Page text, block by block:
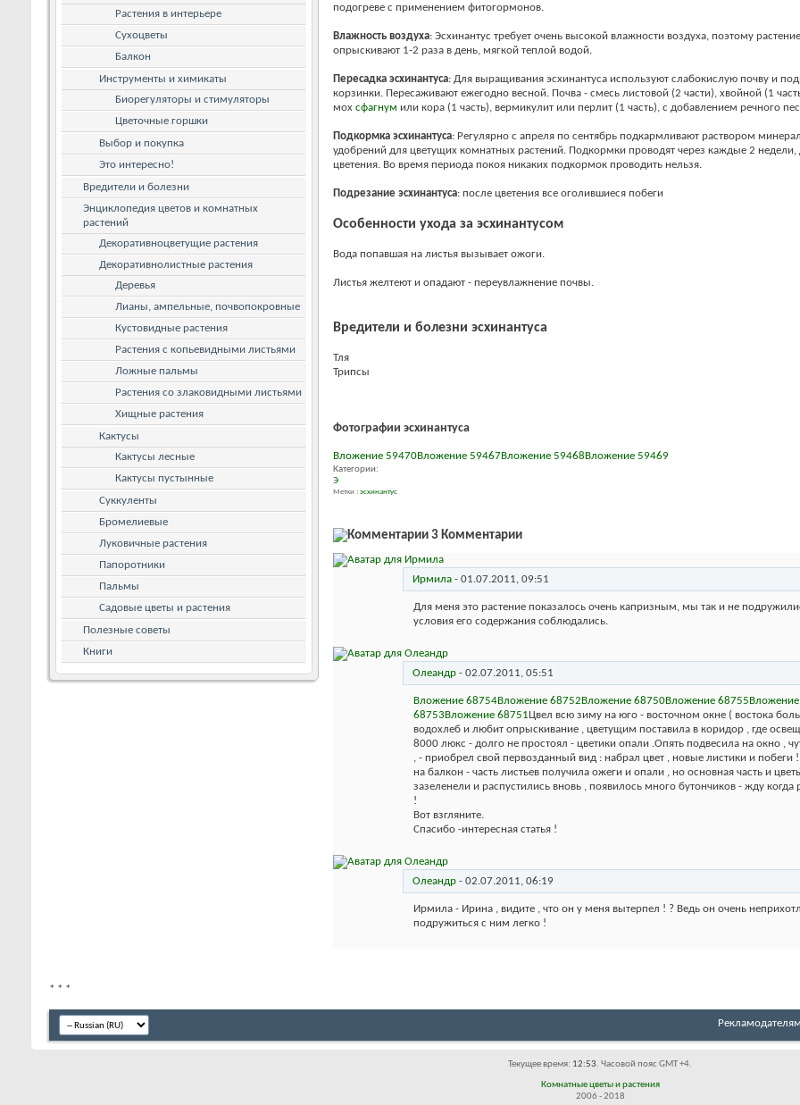
подогреве с применением фитогормонов.
Влажность воздуха: Эсхинантус требует очень высокой влажности воздуха, поэтому растение
опрыскивают 1-2 раза в день, мягкой теплой водой.
Пересадкаэсхинантуса: Для выращивания эсхинантуса используют слабокислую почву и
корзинки. Пересаживают ежегодно весной. Почва - смесь листовой (2 части), хвойной (1
мох сфагнум или кора (1 часть), вермикулит или перлит (1 часть), с добавлением речного
Подкормкаэсхинантуса: Регулярно с апреля по сентябрь подкармливают раствором
удобрений для цветущих комнатных растений. Подкормки проводят через каждые 2 недели,
цветения. Во время периода покоя никаких подкормок проводить нельзя.
Подрезаниеэсхинантуса: после цветения все оголившиеся побеги
Особенности ухода за эсхинантусом
Вода попавшая на листья вызывает ожоги.
Листья желтеют и опадают - переувлажнение почвы.
Вредители и болезни эсхинантуса
Тля
Трипсы
Фотографии эсхинантуса
Вложение 59470Вложение 59467Вложение 59468Вложение 59469
Категории:
Э
Метки : эсхинантус
3 Комментарии
Ирмила- 01.07.2011, 09:51
Для меня это растение показалось очень капризным, мы так и не
условия его содержания соблюдались.
Олеандр- 02.07.2011, 05:51
Вложение 68754Вложение 68752Вложение 68750Вложение 68755Вложение
68753Вложение 68751Цвел всю зиму на юго - восточном окне ( востока
водохлеб и любит опрыскивание , цветущим поставила в коридор , где
8000 люкс - долго не простоял - цветики опали .Опять подвесила на окно ,
, - приобрел свой первозданный вид : набрал цвет , новые листики и побеги
на балкон - часть листьев получила ожеги и опали , но основная часть и
зазеленели и распустились вновь , появилось много бутончиков - жду когда
!
Вот взгляните.
Спасибо -интересная статья !
Олеандр- 02.07.2011, 06:19
Ирмила - Ирина , видите , что он у меня вытерпел ! ? Ведь он очень
подружиться с ним легко !
Растения в интерьере
Сухоцветы
Балкон
Инструменты и химикаты
Биорегуляторы и стимуляторы
Цветочные горшки
Выбор и покупка
Это интересно!
Вредители и болезни
Энциклопедия цветов и комнатных
растений
Декоративноцветущие растения
Декоративнолистные растения
Деревья
Лианы, ампельные, почвопокровные
Кустовидные растения
Растения с копьевидными листьями
Ложные пальмы
Растения со злаковидными листьями
Хищные растения
Кактусы
Кактусы лесные
Кактусы пустынные
Суккуленты
Бромелиевые
Луковичные растения
Папоротники
Пальмы
Садовые цветы и растения
Полезные советы
Книги
* * *
Рекламодателям
Текущее время: 12:53. Часовой пояс GMT +4.
Комнатные цветы и растения
2006 - 2018